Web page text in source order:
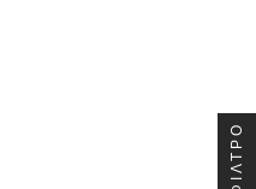
ΦΊΛΤΡΟ